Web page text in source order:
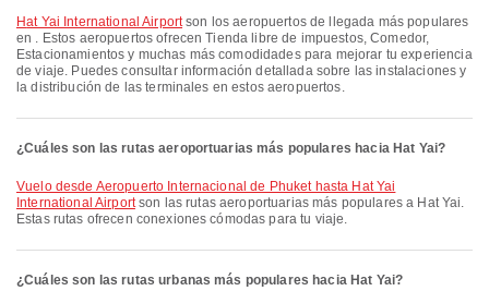
Hat Yai International Airportson los aeropuertos de llegada más populares
en . Estos aeropuertos ofrecen Tienda libre de impuestos, Comedor,
Estacionamientos y muchas más comodidades para mejorar tu experiencia
de viaje. Puedes consultar información detallada sobre las instalaciones y
la distribución de las terminales en estos aeropuertos.
¿Cuáles son las rutas aeroportuarias más populares hacia Hat Yai?
Vuelo desde Aeropuerto Internacional de Phuket hasta Hat Yai
International Airportson las rutas aeroportuarias más populares a Hat Yai.
Estas rutas ofrecen conexiones cómodas para tu viaje.
¿Cuáles son las rutas urbanas más populares hacia Hat Yai?